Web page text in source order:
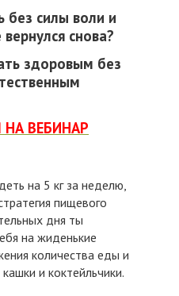
без силы воли и
снова?
здоровым без
НА ВЕБИНАР
на 5 кг за неделю,
пищевого
дня ты
на жиденькие
количества еды и
и коктейльчики.